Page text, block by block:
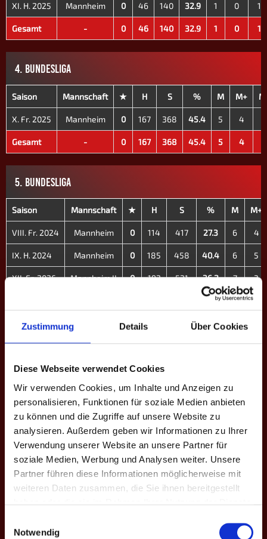
Zustimmung Details Über Cookies
Diese Webseite verwendet Cookies
Wir verwenden Cookies, um Inhalte und Anzeigen zu
personalisieren, Funktionen für soziale Medien anbieten
zu können und die Zugriffe auf unsere Website zu
analysieren. Außerdem geben wir Informationen zu Ihrer
Verwendung unserer Website an unsere Partner für
soziale Medien, Werbung und Analysen weiter. Unsere
Partner führen diese Informationen möglicherweise mit
weiteren Daten zusammen, die Sie ihnen bereitgestellt
Notwendig
XI. H. 2025 Mannheim 0 46 140 32.9 1 0 1
Gesamt - 0 46 140 32.9 1 0 1
4. BUNDESLIGA
Saison Mannschaft ★ H S % M M+
X. Fr. 2025 Mannheim 0 167 368 45.4 5 4
Gesamt - 0 167 368 45.4 5 4
5. BUNDESLIGA
Saison Mannschaft ★ H S % M M+
VIII. Fr. 2024 Mannheim 0 114 417 27.3 6 4
IX. H. 2024 Mannheim 0 185 458 40.4 6 5
XII. Fr. 2026 Mannheim II 0 192 531 36.2 7 3
0
Gesamt 0 491 34.9 19
EINSÄTZE: 20
Spieltag Heim Ergebnisse Auswärts Liga -
7
3 - 9
Mannheim II
6
Mannheim II
8 - 4
Nordfriesland
5.